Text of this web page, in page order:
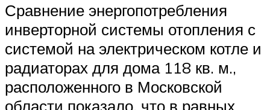
Сравнение энергопотребления
инверторной системы отопления с
системой на электрическом котле и
радиаторах для дома 118 кв. м.,
расположенного в Московской
области показало, что в равных